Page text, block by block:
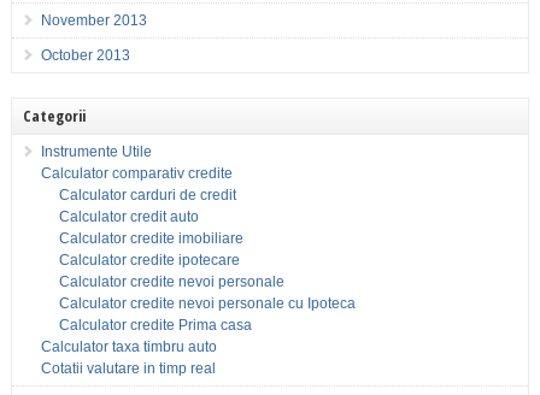
November 2013
October 2013
Categorii
Instrumente Utile
Calculator comparativ credite
Calculator carduri de credit
Calculator credit auto
Calculator credite imobiliare
Calculator credite ipotecare
Calculator credite nevoi personale
Calculator credite nevoi personale cu Ipoteca
Calculator credite Prima casa
Calculator taxa timbru auto
Cotatii valutare in timp real